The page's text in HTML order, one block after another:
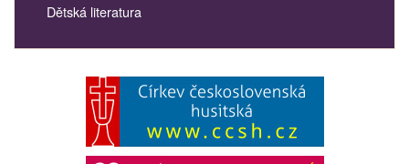
Dětská literatura